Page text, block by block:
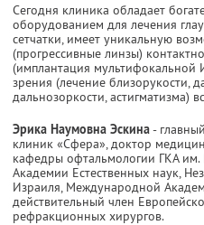
Сегодня клиника обладает
оборудованием для лечения
сетчатки, имеет уникальную
(прогрессивные линзы)
(имплантация
зрения (лечение близорукости,
дальнозоркости, астигматизма)
Эрика Наумовна Эскина-
клиник «Сфера», доктор
кафедры офтальмологии ГКА
Академии Естественных наук,
Израиля, Международной
действительный член
рефракционных хирургов.